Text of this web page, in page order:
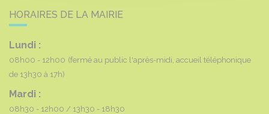
HORAIRES DE LA MAIRIE
Lundi :
08h00 - 12h00 (fermé au public l'après-midi, accueil téléphonique
de 13h30 à 17h)
Mardi :
08h30 - 12h00 13h30 - 18h30